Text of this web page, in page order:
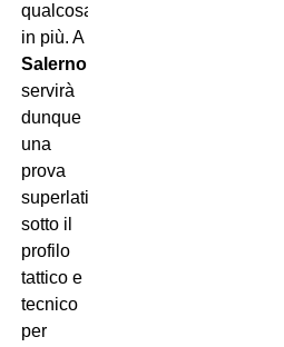
qualcosa
in più. A
Salerno
servirà
dunque
una
prova
superlativa
sotto il
profilo
tattico e
tecnico
per